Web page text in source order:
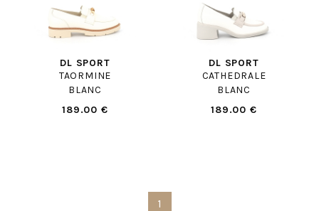
DL SPORT
TAORMINE
BLANC
189.00 €
DL SPORT
CATHEDRALE
BLANC
189.00 €
1